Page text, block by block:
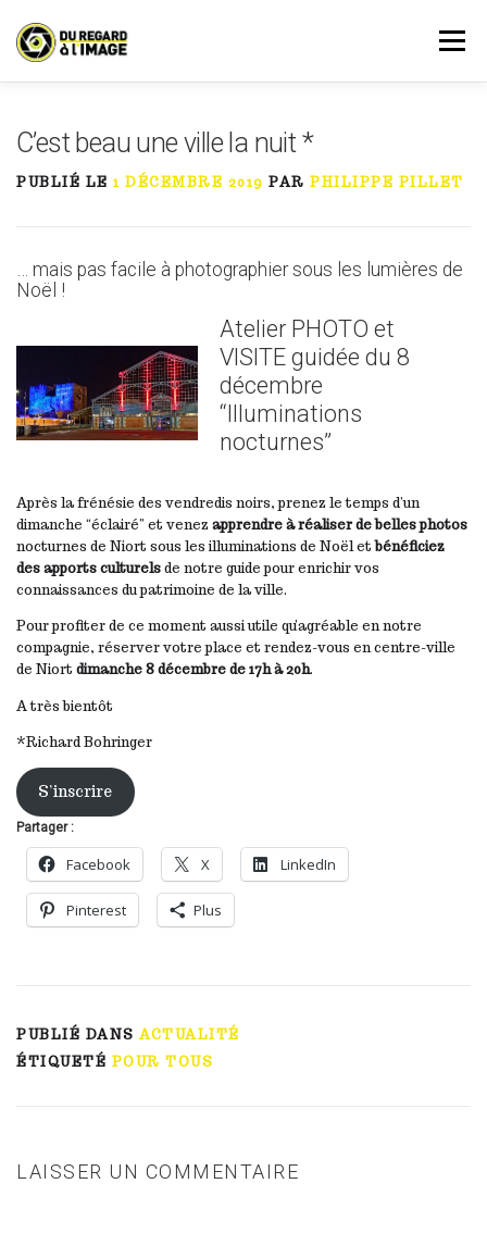
contenu
Menu
CONTACT
C’est beau une ville la nuit *
PUBLIÉ LE 1 DÉCEMBRE 2019 PAR PHILIPPE PILLET
… mais pas facile à photographier sous les lumières de
Noël !
Atelier PHOTO et
VISITE guidée du 8
décembre
“Illuminations
nocturnes”
Après la frénésie des vendredis noirs, prenez le temps d’un
dimanche “éclairé” et venez apprendre à réaliser de belles photos
nocturnes de Niort sous les illuminations de Noël etbénéficiez
des apports culturels de notre guide pour enrichir vos
connaissances du patrimoine de la ville.
Pour profiter de ce moment aussi utile qu’agréable en notre
compagnie, réserver votre place et rendez-vous en centre-ville
de Niort dimanche 8 décembre de 17h à 20h.
A très bientôt
*Richard Bohringer
S’inscrire
Partager :
Facebook X LinkedIn
Pinterest Plus
PUBLIÉ DANS ACTUALITÉ
ÉTIQUETÉ POUR TOUS
LAISSER UN COMMENTAIRE